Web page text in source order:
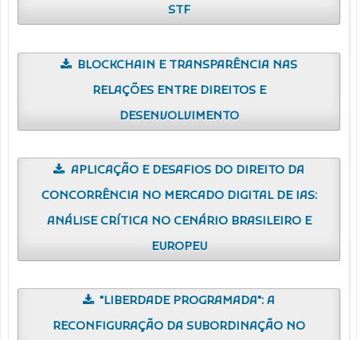
STF
BLOCKCHAIN E TRANSPARÊNCIA NAS
RELAÇÕES ENTRE DIREITOS E
DESENVOLVIMENTO
APLICAÇÃO E DESAFIOS DO DIREITO DA
CONCORRÊNCIA NO MERCADO DIGITAL DE IAS:
ANÁLISE CRÍTICA NO CENÁRIO BRASILEIRO E
EUROPEU
"LIBERDADE PROGRAMADA": A
RECONFIGURAÇÃO DA SUBORDINAÇÃO NO